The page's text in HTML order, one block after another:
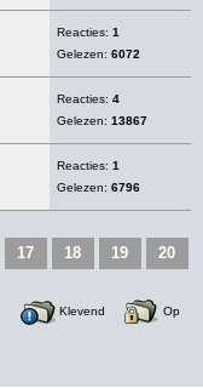
Reacties:1
Gelezen:6072
Reacties:4
Gelezen:13867
Reacties:1
Gelezen:6796
17 18 19
20
Klevend Op